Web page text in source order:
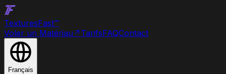
TexturesFast™
Voler un Matériau ↗ TarifsFAQContact
Français